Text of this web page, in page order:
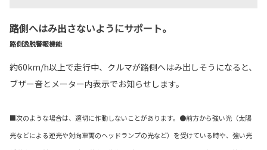
路側へはみ出さないようにサポート。
路側逸脱警報機能
約60km/h以上で走行中、クルマが路側へはみ出しそうになると、
ブザー音とメーター内表示でお知らせします。
■次のような場合は、適切に作動しないことがあります。●前方から強い光（太陽
光などによる逆光や対向車両のヘッドランプの光など）を受けている時や、強い光